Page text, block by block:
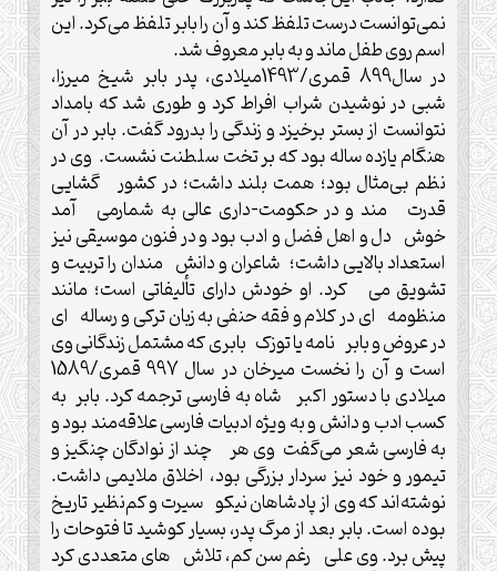
نمی‌توانست درست تلفظ کند و آن را بابر تلفظ می‌کرد. این
اسم روی طفل ماند و به بابر معروف شد.
در سال899 قمری/1493میلادی، پدر بابر شیخ میرزا،
شبی در نوشیدن شراب افراط کرد و طوری شد که بامداد
نتوانست از بستر برخیزد و زندگی را بدرود گفت. بابر در آن
هنگام یازده ساله بود که بر تخت سلطنت نشست. وی در
نظم بی‌مثال بود؛ همت بلند داشت؛ در کشور گشایی
قدرت مند و در حکومت-داری عالی به شمارمی آمد
خوش دل و اهل فضل و ادب بود و در فنون موسیقی نیز
استعداد بالایی داشت؛ شاعران و دانش مندان را تربیت و
تشویق می کرد. او خودش دارای تألیفاتی است؛ مانند
منظومه ای در کلام و فقه حنفی به زبان ترکی و رساله ای
در عروض و بابر نامه یا توزک بابری که مشتمل زندگانی وی
است و آن را نخست میرخان در سال 997 قمری/1589
میلادی با دستور اکبر شاه به فارسی ترجمه کرد. بابر به
کسب ادب و دانش و به ويژه ادبیات فارسی علاقه‌مند بود و
به فارسی شعر می‌گفت وی هر چند از نوادگان چنگیز و
تیمور و خود نیز سردار بزرگی بود، اخلاق ملایمی داشت.
نوشته‌اند که وی از پادشاهان نیکو سیرت و کم‌نظیر تاریخ
بوده است. بابر بعد از مرگ پدر، بسیار کوشید تا فتوحات را
پیش برد. وی علی رغم سن کم، تلاش های متعددی کرد